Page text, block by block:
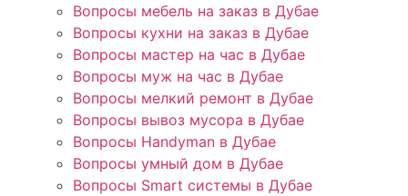
Вопросы мебель на заказ в Дубае
Вопросы кухни на заказ в Дубае
Вопросы мастер на час в Дубае
Вопросы муж на час в Дубае
Вопросы мелкий ремонт в Дубае
Вопросы вывоз мусора в Дубае
Вопросы Handyman в Дубае
Вопросы умный дом в Дубае
Вопросы Smart системы в Дубае